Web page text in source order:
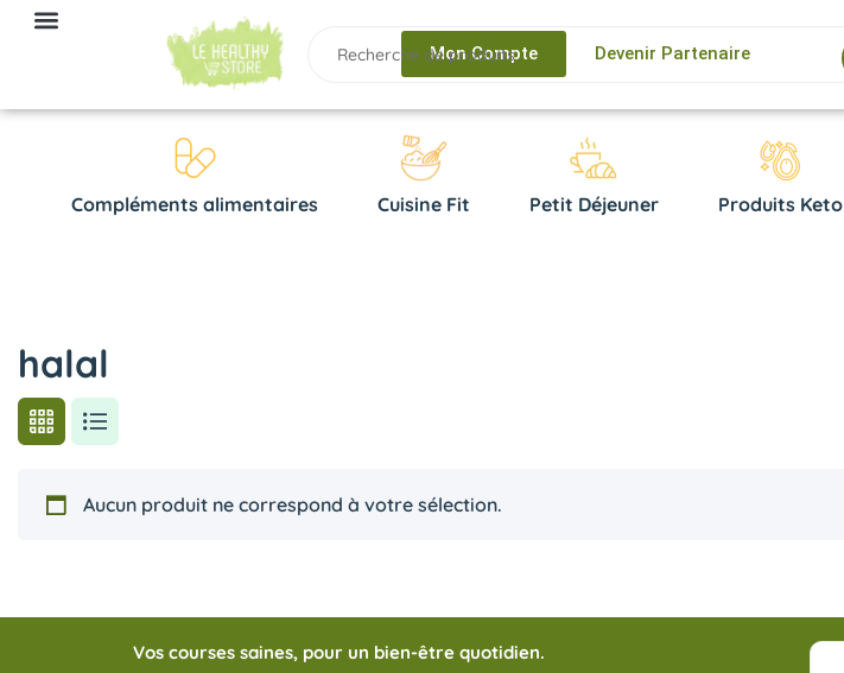
Mon Compte Devenir Partenaire
Compléments alimentaires Cuisine Fit Petit Déjeuner Produits Keto
halal
Aucun produit ne correspond à votre sélection.
Vos courses saines, pour un bien-être quotidien.